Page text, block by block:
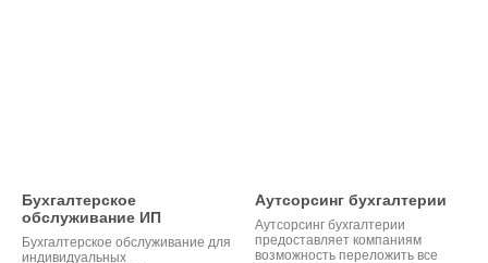
Бухгалтерское
обслуживание ИП
Бухгалтерское обслуживание для
индивидуальных
Аутсорсинг бухгалтерии
Аутсорсинг бухгалтерии
предоставляет компаниям
возможность переложить все